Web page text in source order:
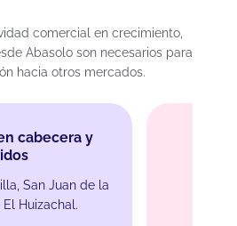
comercial en crecimiento,
Abasolo son necesarios para
hacia otros mercados.
cabecera y
San Juan de la
Huizachal.